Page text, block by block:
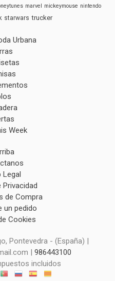
marvel mickeymouse nintendo
starwars trucker
Urbana
Week
Legal
Privacidad
de Compra
un pedido
Cookies
Pontevedra - (España) |
| 986443100
incluidos